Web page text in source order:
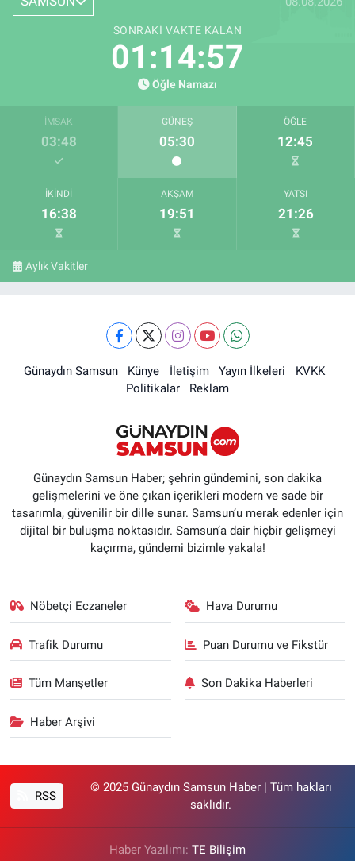
SONRAKI VAKTE KALAN
01:14:57
Öğle Namazı
İMSAK
03:48
GÜNEŞ
05:30
ÖĞLE
12:45
İKINDI
16:38
AKŞAM
19:51
YATSI
21:26
Aylık Vakitler
Günaydın Samsun Künye İletişim Yayın İlkeleri
KVKK
Politikalar
Reklam
Günaydın Samsun Haber; şehrin gündemini, son dakika
gelişmelerini ve öne çıkan içerikleri modern ve sade bir
tasarımla, güvenilir bir dille sunar. Samsun’u merak edenler için
dijital bir buluşma noktasıdır. Samsun’a dair hiçbir gelişmeyi
kaçırma, gündemi bizimle yakala!
Nöbetçi Eczaneler Hava Durumu
Trafik Durumu Puan Durumu ve Fikstür
Tüm Manşetler Son Dakika Haberleri
Haber Arşivi
RSS
© 2025 Günaydın Samsun Haber | Tüm hakları
saklıdır.
Haber Yazılımı: TE Bilişim